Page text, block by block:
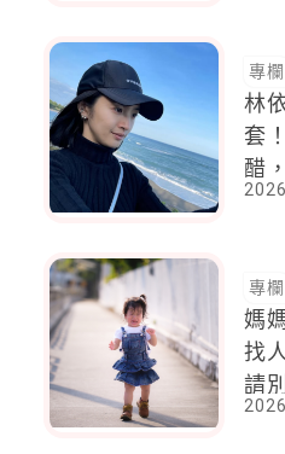
專欄
林
套
醋
曆
專欄
媽
找
請
失